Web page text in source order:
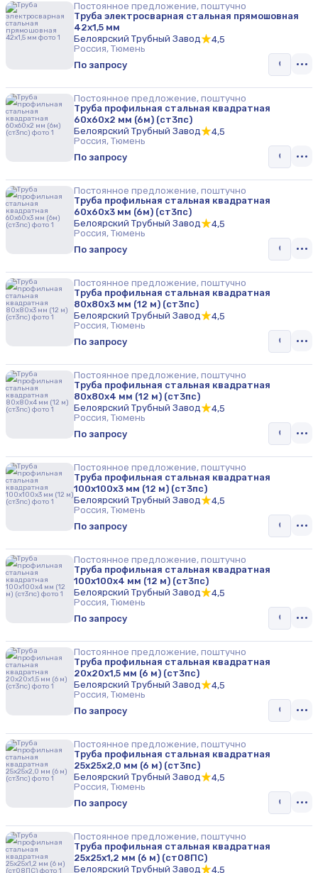
Постоянное предложение, поштучно
Труба электросварная стальная прямошовная
42х1,5 мм
Белоярский Трубный Завод
4,5
Россия, Тюмень
По запросу
Постоянное предложение, поштучно
Труба профильная стальная квадратная
60х60х2 мм (6м) (ст3пс)
Белоярский Трубный Завод
4,5
Россия, Тюмень
По запросу
Постоянное предложение, поштучно
Труба профильная стальная квадратная
60х60х3 мм (6м) (ст3пс)
Белоярский Трубный Завод
4,5
Россия, Тюмень
По запросу
Постоянное предложение, поштучно
Труба профильная стальная квадратная
80х80х3 мм (12 м) (ст3пс)
Белоярский Трубный Завод
4,5
Россия, Тюмень
По запросу
Постоянное предложение, поштучно
Труба профильная стальная квадратная
80х80х4 мм (12 м) (ст3пс)
Белоярский Трубный Завод
4,5
Россия, Тюмень
По запросу
Постоянное предложение, поштучно
Труба профильная стальная квадратная
100х100х3 мм (12 м) (ст3пс)
Белоярский Трубный Завод
4,5
Россия, Тюмень
По запросу
Постоянное предложение, поштучно
Труба профильная стальная квадратная
100х100х4 мм (12 м) (ст3пс)
Белоярский Трубный Завод
4,5
Россия, Тюмень
По запросу
Постоянное предложение, поштучно
Труба профильная стальная квадратная
20х20х1,5 мм (6 м) (ст3пс)
Белоярский Трубный Завод
4,5
Россия, Тюмень
По запросу
Постоянное предложение, поштучно
Труба профильная стальная квадратная
25х25х2,0 мм (6 м) (ст3пс)
Белоярский Трубный Завод
4,5
Россия, Тюмень
По запросу
Постоянное предложение, поштучно
Труба профильная стальная квадратная
25х25х1,2 мм (6 м) (ст08ПС)
Белоярский Трубный Завод
4,5